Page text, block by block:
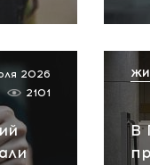
2026
2101
В